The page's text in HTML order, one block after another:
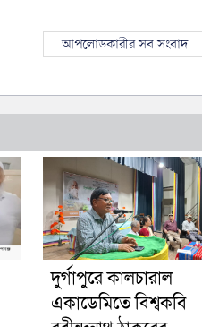
আপলোডকারীর সব সংবাদ
দুর্গাপুরে কালচারাল
একাডেমিতে বিশ্বকবি